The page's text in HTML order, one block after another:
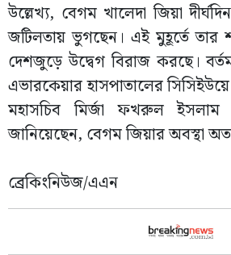
উল্লেখ্য, বেগম খালেদা জিয়া
জটিলতায় ভুগছেন। এই মুহূর্তে তার
দেশজুড়ে উদ্বেগ বিরাজ করছে।
এভারকেয়ার হাসপাতালের
মহাসচিব মির্জা ফখরুল
জানিয়েছেন, বেগম জিয়ার অবস্থা
ব্রেকিংনিউজ/এএন